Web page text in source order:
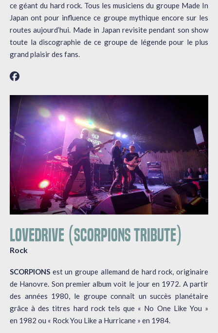
ce géant du hard rock. Tous les musiciens du groupe Made In
Japan ont pour influence ce groupe mythique encore sur les
routes aujourd’hui. Made in Japan revisite pendant son show
toute la discographie de ce groupe de légende pour le plus
grand plaisir des fans.
LOVEDRIVE (SCORPIONS TRIBUTE)
Rock
SCORPIONS est un groupe allemand de hard rock, originaire
de Hanovre. Son premier album voit le jour en 1972. A partir
des années 1980, le groupe connaît un succès planétaire
grâce à des titres hard rock tels que « No One Like You »
en 1982 ou « Rock You Like a Hurricane » en 1984.